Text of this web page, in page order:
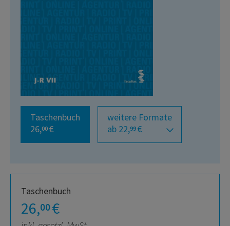
Taschenbuch
26,00 €
weitere Formate
ab 22,99 €
Taschenbuch
26,00€